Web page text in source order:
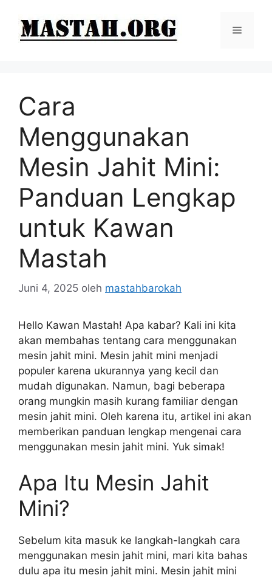
Menu
Cara
Menggunakan
Mesin Jahit Mini:
Panduan Lengkap
untuk Kawan
Mastah
Juni 4, 2025 oleh mastahbarokah
Hello Kawan Mastah! Apa kabar? Kali ini kita
akan membahas tentang cara menggunakan
mesin jahit mini. Mesin jahit mini menjadi
populer karena ukurannya yang kecil dan
mudah digunakan. Namun, bagi beberapa
orang mungkin masih kurang familiar dengan
mesin jahit mini. Oleh karena itu, artikel ini akan
memberikan panduan lengkap mengenai cara
menggunakan mesin jahit mini. Yuk simak!
Apa Itu Mesin Jahit
Mini?
Sebelum kita masuk ke langkah-langkah cara
menggunakan mesin jahit mini, mari kita bahas
dulu apa itu mesin jahit mini. Mesin jahit mini